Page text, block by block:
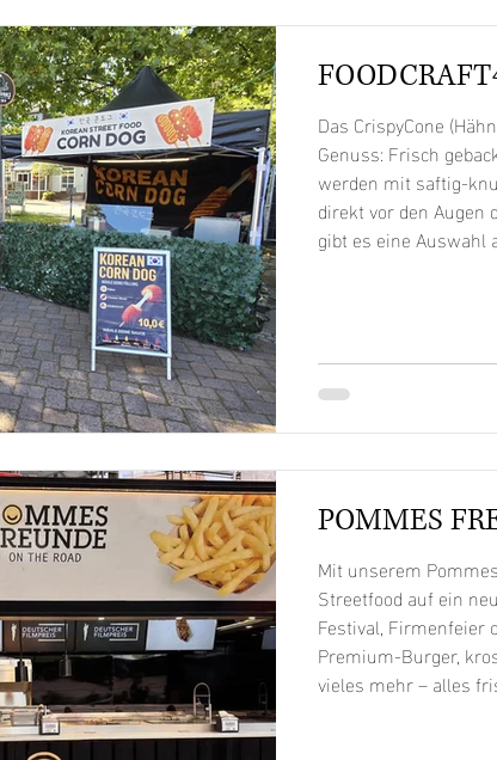
Das CrispyCone
Genuss: Frisch
werden mit saftig-
direkt vor den Augen
gibt es eine Auswahl
POMMES
Mit unserem
Streetfood auf ein
Festival, Firmenfeier
Premium-Burger,
vieles mehr – alles